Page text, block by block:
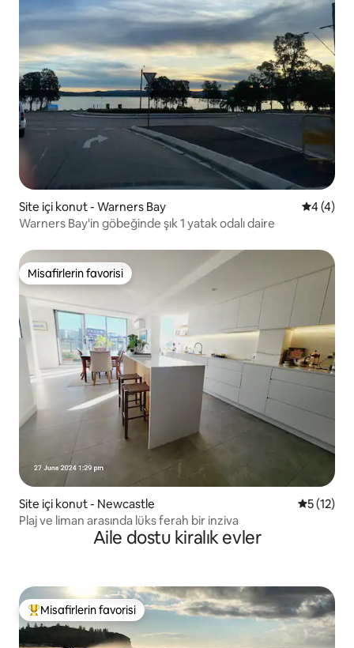
Site içi konut - Warners Bay 54 (4)
Warners Bay'in göbeğinde şık 1 yatak odalı daire
Misafirlerin favorisi
Misafirlerin favorisi
Site içi konut - Newcastle 55 (12)
Plaj ve liman arasında lüks ferah bir inziva
Aile dostu kiralık evler
Misafirlerin favorilerinden en beğenilenler arasında
Misafirlerin favorisi